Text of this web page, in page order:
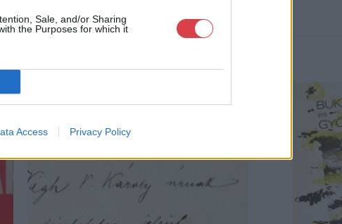
Sale, and/or Sharing
the Purposes for which it
Access Privacy Policy